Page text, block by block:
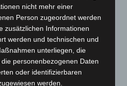
Region mit
haben. Davon sind zum
als genesen
Corona-Infektion in
Altersmedian der
Jahren. Somit sind
nicht mehr einer
Person zugeordnet werden
zusätzlichen Informationen
werden und technischen und
unterliegen, die
personenbezogenen Daten
oder identifizierbaren
werden.